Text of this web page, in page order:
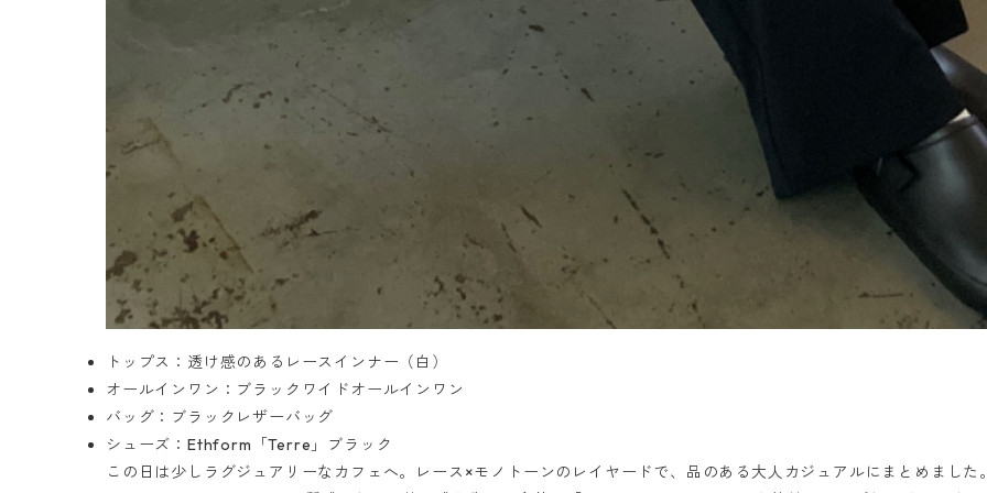
トップス：透け感のあるレースインナー（白）
オールインワン：ブラックワイドオールインワン
バッグ：ブラックレザーバッグ
シューズ：Ethform「Terre」ブラック
この日は少しラグジュアリーなカフェへ。レース×モノトーンのレイヤードで、品のある大人カジュアルにまとめました